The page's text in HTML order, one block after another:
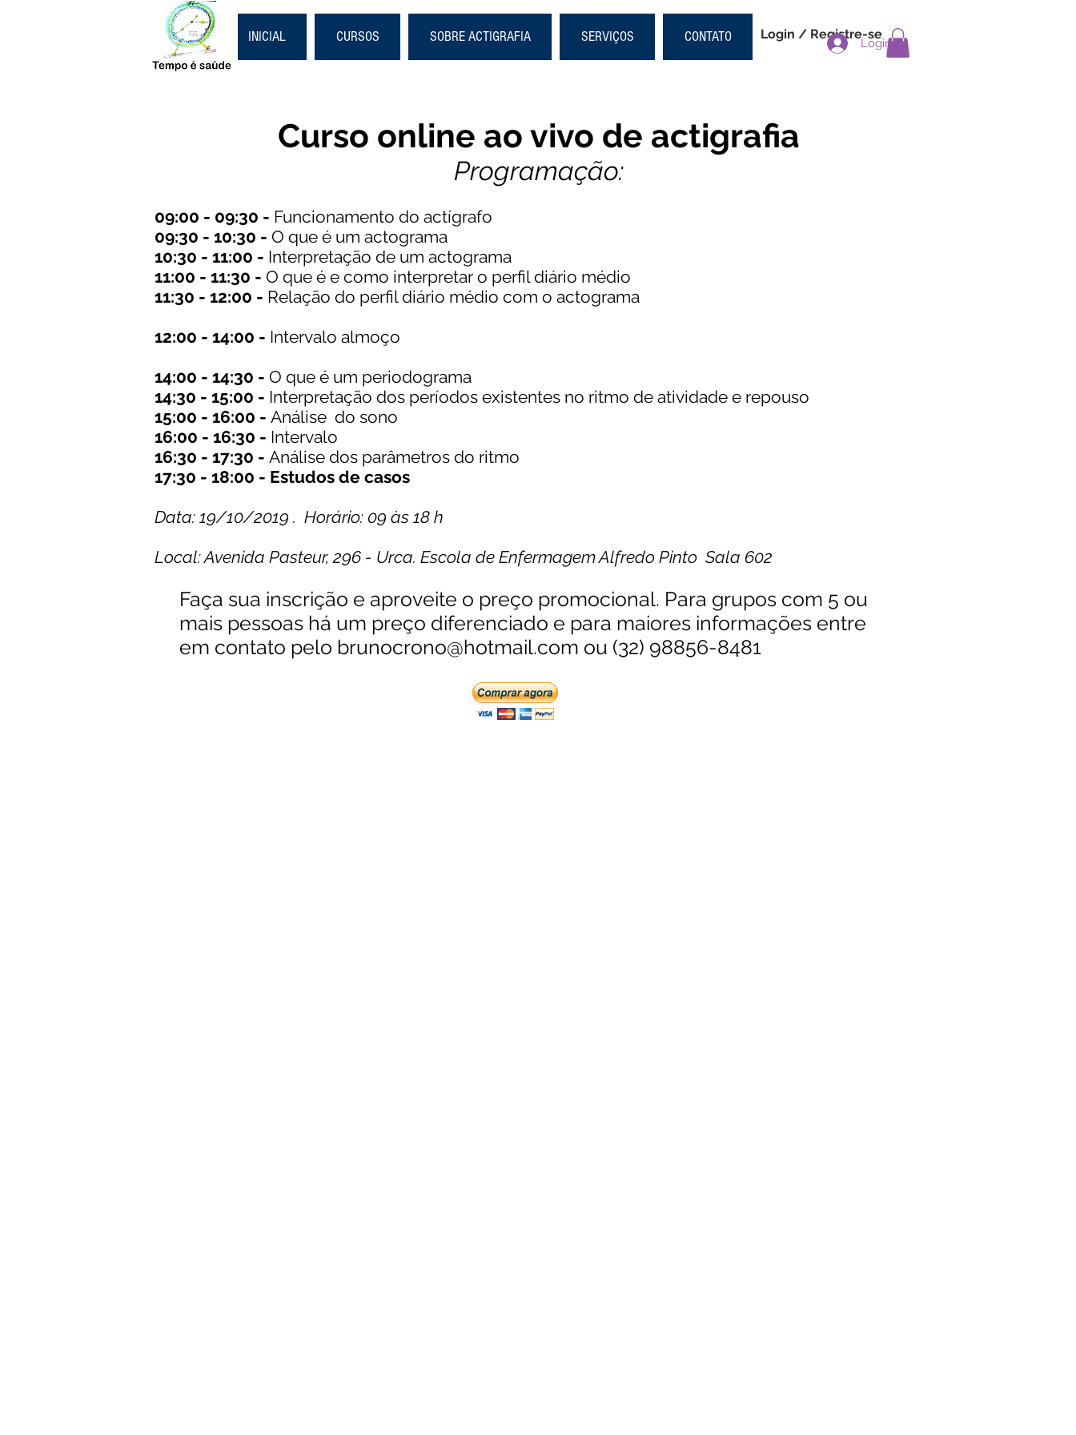
INICIAL CURSOS SOBRE ACTIGRAFIA SERVIÇOS CONTATO Login / Registre-se
Login
Curso online ao vivo de actigrafia
Programação:
09:00 - 09:30 - Funcionamento do actígrafo
09:30 - 10:30 - O que é um actograma
10:30 - 11:00 - Interpretação de um actograma
11:00 - 11:30 - O que é e como interpretar o perfil diário médio
11:30 - 12:00 - Relação do perfil diário médio com o actograma
12:00 - 14:00 - Intervalo almoço
14:00 - 14:30 - O que é um periodograma
14:30 - 15:00 - Interpretação dos períodos existentes no ritmo de atividade e repouso
15:00 - 16:00 - Análise do sono
16:00 - 16:30 - Intervalo
16:30 - 17:30 - Análise dos parâmetros do ritmo
17:30 - 18:00 - Estudos de casos
Data: 19/10/2019 . Horário: 09 às 18 h
Local: Avenida Pasteur, 296 - Urca. Escola de Enfermagem Alfredo Pinto Sala 602
Faça sua inscrição e aproveite o preço promocional. Para grupos com 5 ou
mais pessoas há um preço diferenciado e para maiores informações entre
em contato pelo brunocrono@hotmail.com ou (32) 98856-8481